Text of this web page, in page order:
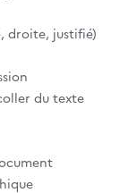
droite, justifié)
du texte